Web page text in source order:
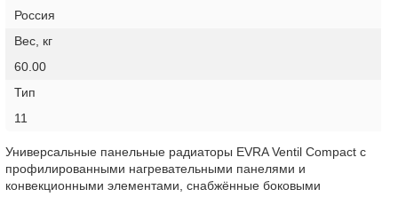
Россия
Вес, кг
60.00
Тип
11
Универсальные панельные радиаторы EVRA Ventil Compact с
профилированными нагревательными панелями и
конвекционными элементами, снабжённые боковыми